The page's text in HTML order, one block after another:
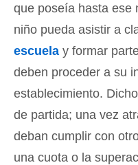
que poseía hasta ese
niño pueda asistir a
escuela y formar
deben proceder a su
establecimiento.
de partida; una vez
deban cumplir con
una cuota o la